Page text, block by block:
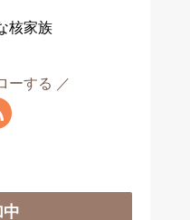
核家族
ーする